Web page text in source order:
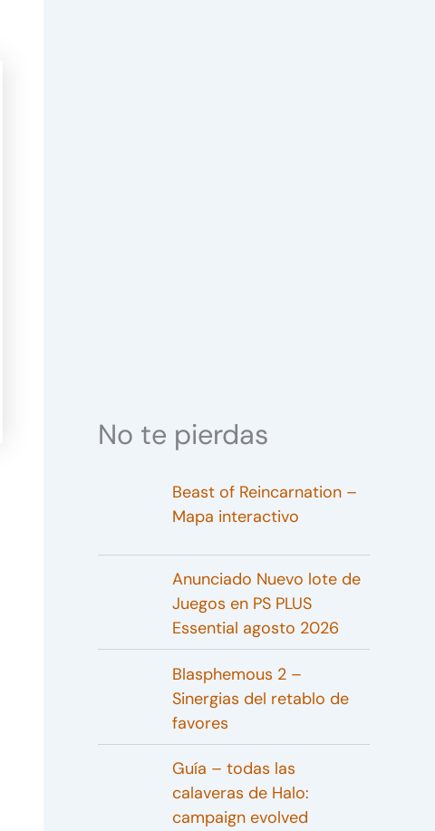
No te pierdas
Beast of Reincarnation –
Mapa interactivo
Anunciado Nuevo lote de
Juegos en PS PLUS
Essential agosto 2026
Blasphemous 2 –
Sinergias del retablo de
favores
Guía – todas las
calaveras de Halo:
campaign evolved